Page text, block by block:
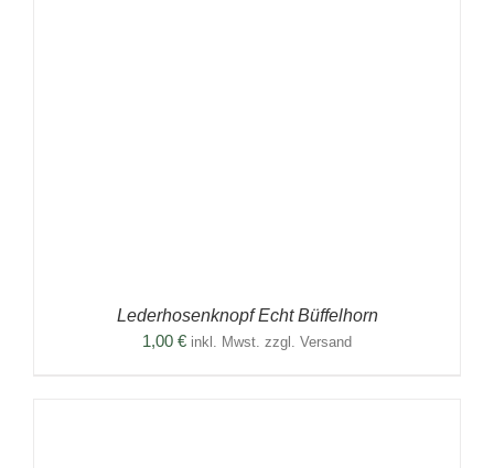
Lederhosenknopf Echt Büffelhorn
1,00 € inkl. Mwst. zzgl. Versand